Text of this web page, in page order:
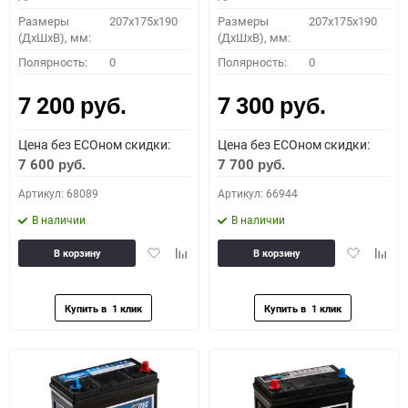
Размеры
(ДхШхВ), мм:
207x175x190
Полярность: 0
7 200 руб.
Цена без ECOном скидки:
7 600 руб.
Артикул: 68089
В наличии
ДобавитьДобавить
В корзину
Размеры
(ДхШхВ), мм:
207x175x190
Полярность: 0
7 300 руб.
Цена без ECOном скидки:
7 700 руб.
Артикул: 66944
В наличии
Добавить
В корзину